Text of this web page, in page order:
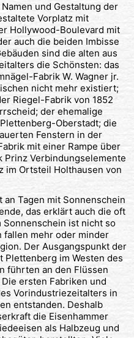
und Gestaltung der
Vorplatz mit
Hollywood-Boulevard mit
auch die beiden Imbisse
sind die alten aus
die Schönsten: das
Fabrik W. Wagner jr.
nicht mehr existiert;
Riegel-Fabrik von 1852
der ehemalige
Oberstadt; die
Fenstern in der
mit einer Rampe über
Prinz Verbindungselemente
im Ortsteil Holthausen von
an Tagen mit Sonnenschein
das erklärt auch die oft
Sonnenschein ist nicht so
fallen mehr oder minder
Der Ausgangspunkt der
Plettenberg im Westen des
führten an den Flüssen
ersten Fabriken und
Vorindustriezeitalters in
entstanden. Deshalb
die Eisenhammer
als Halbzeug und